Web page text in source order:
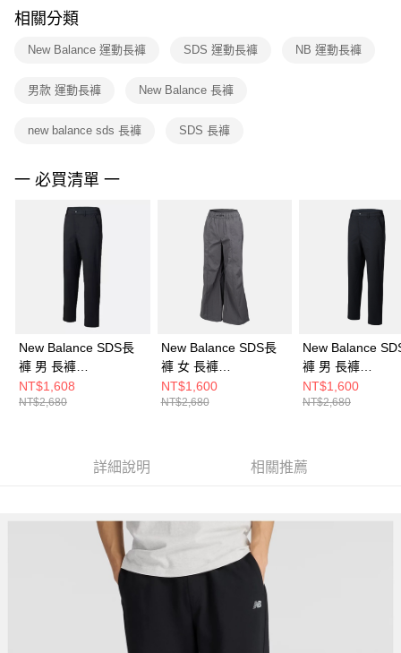
※ 交易是否成功請以「AFTEE先享後付 」之結帳頁面顯示為準，若有關於
是否繳費成功／繳費後需取消欲退款等相關疑問，請聯繫「AFTEE先享後付
客戶支援中心」 https://netprotections.freshdesk.com/support/home
１．透過由恩沛科技股份有限公司提供之「AFTEE先享後付」服務完成之交
權轉讓予恩沛科技股份有限公司。
３．未成年的使用者請事先徵得法定代理人或監護人之同意方可使用
「AFTEE先享後付」，若未經同意申辦者引起之損失，本公司不負相關責
４．使用「AFTEE先享後付」時，將依據個別帳號之用戶狀況，依本公司即
時審查核予不同之上限額度；若仍有額度不足之情形，本公司將視審查結果
請求用戶進行身份認證。
５．嚴禁一人註冊多個帳號或使用他人資訊註冊。若發現惡意使用之情形，
恩沛科技股份有限公司將有權停止該用戶之使用額度並採取法律行動。
相關分類
New Balance 運動長褲 SDS 運動長褲 NB 運動長褲
男款 運動長褲 New Balance 長褲
new balance sds 長褲 SDS 長褲
一 必買清單 一
New Balance SDS長
褲 男 長褲
AMP53322BK-F
NT$1,608
NT$2,680
New Balance SDS長
褲 女 長褲
AWP53311BLK-F
NT$1,600
NT$2,680
New Balance
褲 男 長褲
AMP53323BK-F
NT$1,600
NT$2,680
詳細說明 相關推薦